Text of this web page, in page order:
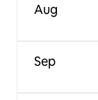
Aug
Sep